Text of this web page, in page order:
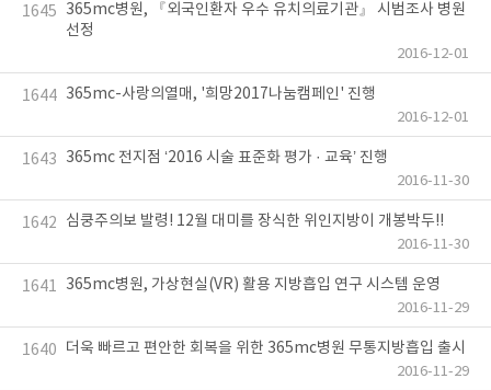
1645
365mc병원, 『외국인환자 우수 유치의료기관』 시범조사 병원
선정
2016-12-01
1644 365mc-사랑의열매, '희망2017나눔캠페인' 진행
2016-12-01
1643 365mc 전지점 ‘2016 시술 표준화 평가 · 교육’ 진행
2016-11-30
1642 심쿵주의보 발령! 12월 대미를 장식한 위인지방이 개봉박두!!
2016-11-30
1641 365mc병원, 가상현실(VR) 활용 지방흡입 연구 시스템 운영
2016-11-29
1640 더욱 빠르고 편안한 회복을 위한 365mc병원 무통지방흡입 출시
2016-11-29